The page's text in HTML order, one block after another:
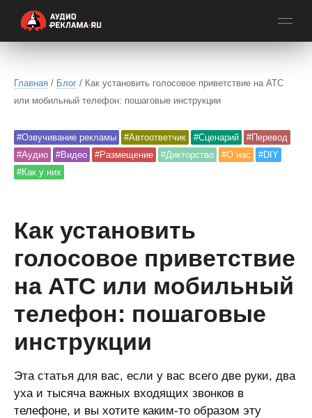
Главная / Блог / Как установить голосовое приветствие на АТС
или мобильный телефон: пошаговые инструкции
#Озвучивание рекламы #Автоответчик #Сценарий
#Перевод
#Аудио
#Видео #Размещение #Дикторство #О нас
#DIY
#Как у них
Как установить
голосовое приветствие
на АТС или мобильный
телефон: пошаговые
инструкции
Эта статья для вас, если у вас всего две руки, два
уха и тысяча важных входящих звонков в
телефоне, и вы хотите каким-то образом эту